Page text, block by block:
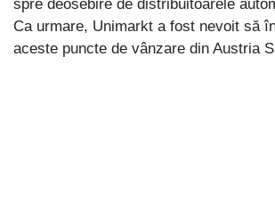
spre deosebire de distribuitoarele
Ca urmare, Unimarkt a fost nevoit să
aceste puncte de vânzare din Austria